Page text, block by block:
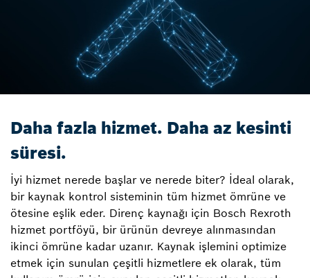
Daha fazla hizmet. Daha az kesinti
süresi.
İyi hizmet nerede başlar ve nerede biter? İdeal olarak,
bir kaynak kontrol sisteminin tüm hizmet ömrüne ve
ötesine eşlik eder. Direnç kaynağı için Bosch Rexroth
hizmet portföyü, bir ürünün devreye alınmasından
ikinci ömrüne kadar uzanır. Kaynak işlemini optimize
etmek için sunulan çeşitli hizmetlere ek olarak, tüm